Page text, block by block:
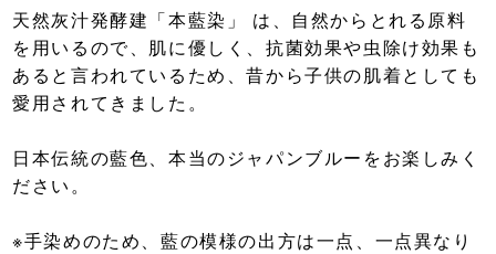
天然灰汁発酵建「本藍染」 は、自然からとれる原料
を用いるので、肌に優しく、抗菌効果や虫除け効果も
あると言われているため、昔から子供の肌着としても
愛用されてきました。
日本伝統の藍色、本当のジャパンブルーをお楽しみく
ださい。
※手染めのため、藍の模様の出方は一点、一点異なり